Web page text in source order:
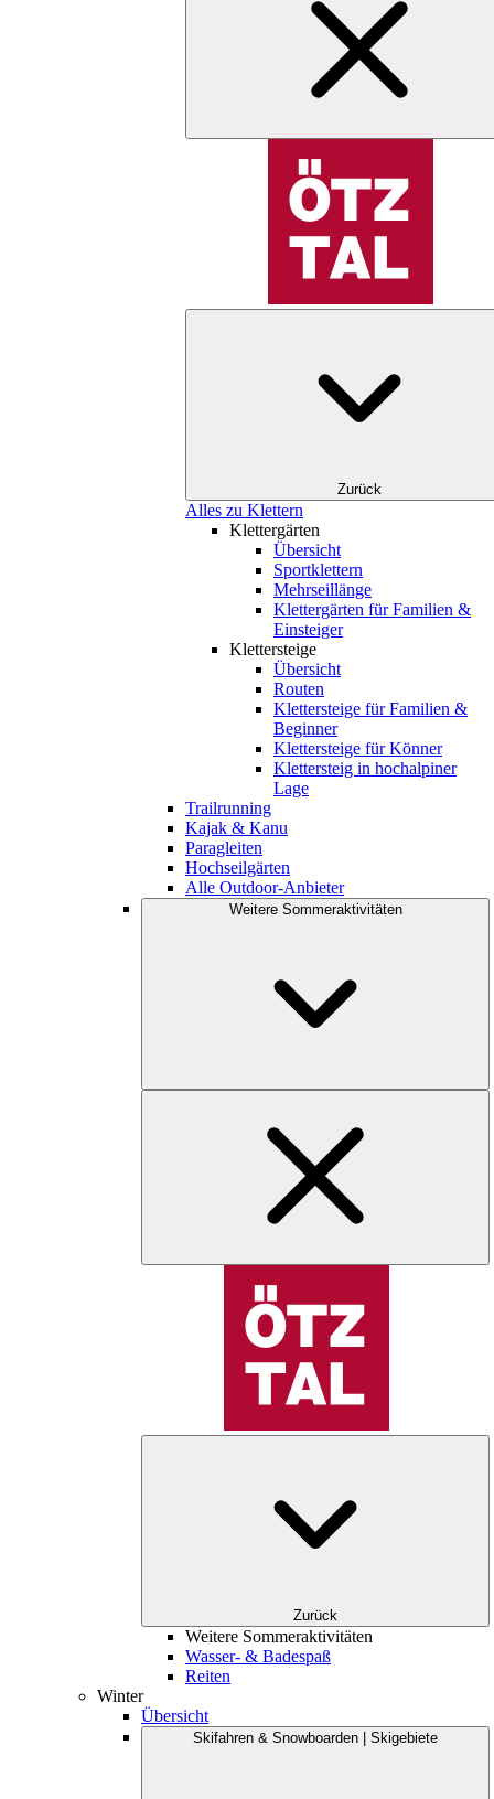
Zurück
Alles zu Klettern
Klettergärten
Übersicht
Sportklettern
Mehrseillänge
Klettergärten für Familien &
Einsteiger
Klettersteige
Übersicht
Routen
Klettersteige für Familien &
Beginner
Klettersteige für Könner
Klettersteig in hochalpiner
Lage
Trailrunning
Kajak & Kanu
Paragleiten
Hochseilgärten
Alle Outdoor-Anbieter
Weitere Sommeraktivitäten
Zurück
Weitere Sommeraktivitäten
Wasser- & Badespaß
Reiten
Winter
Übersicht
Skifahren & Snowboarden | Skigebiete